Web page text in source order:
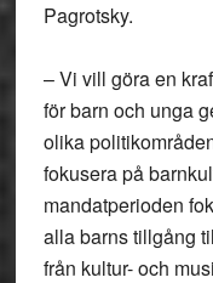
Pagrotsky.
– Vi vill göra en
för barn och unga
olika
fokusera på
mandatperioden
alla barns tillgång
från kultur- och